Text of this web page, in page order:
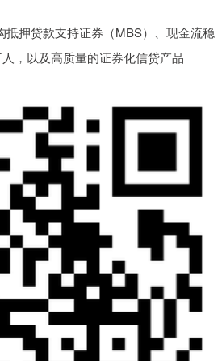
押贷款支持证券（MBS）、现金流稳
，以及高质量的证券化信贷产品